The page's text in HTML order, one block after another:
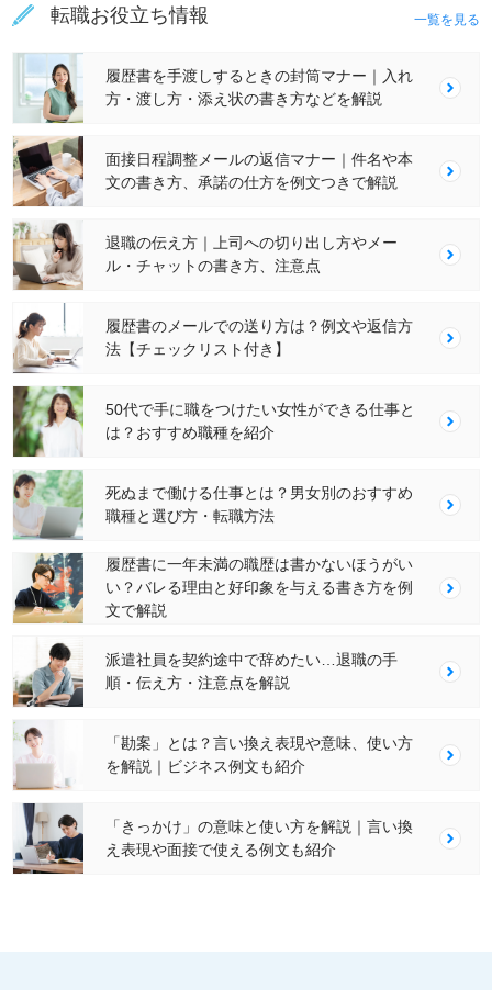
転職お役立ち情報 一覧を見る
履歴書を手渡しするときの封筒マナー｜入れ
方・渡し方・添え状の書き方などを解説
面接日程調整メールの返信マナー｜件名や本
文の書き方、承諾の仕方を例文つきで解説
退職の伝え方｜上司への切り出し方やメー
ル・チャットの書き方、注意点
履歴書のメールでの送り方は？例文や返信方
法【チェックリスト付き】
50代で手に職をつけたい女性ができる仕事と
は？おすすめ職種を紹介
死ぬまで働ける仕事とは？男女別のおすすめ
職種と選び方・転職方法
履歴書に一年未満の職歴は書かないほうがい
い？バレる理由と好印象を与える書き方を例
文で解説
派遣社員を契約途中で辞めたい…退職の手
順・伝え方・注意点を解説
「勘案」とは？言い換え表現や意味、使い方
を解説｜ビジネス例文も紹介
「きっかけ」の意味と使い方を解説｜言い換
え表現や面接で使える例文も紹介